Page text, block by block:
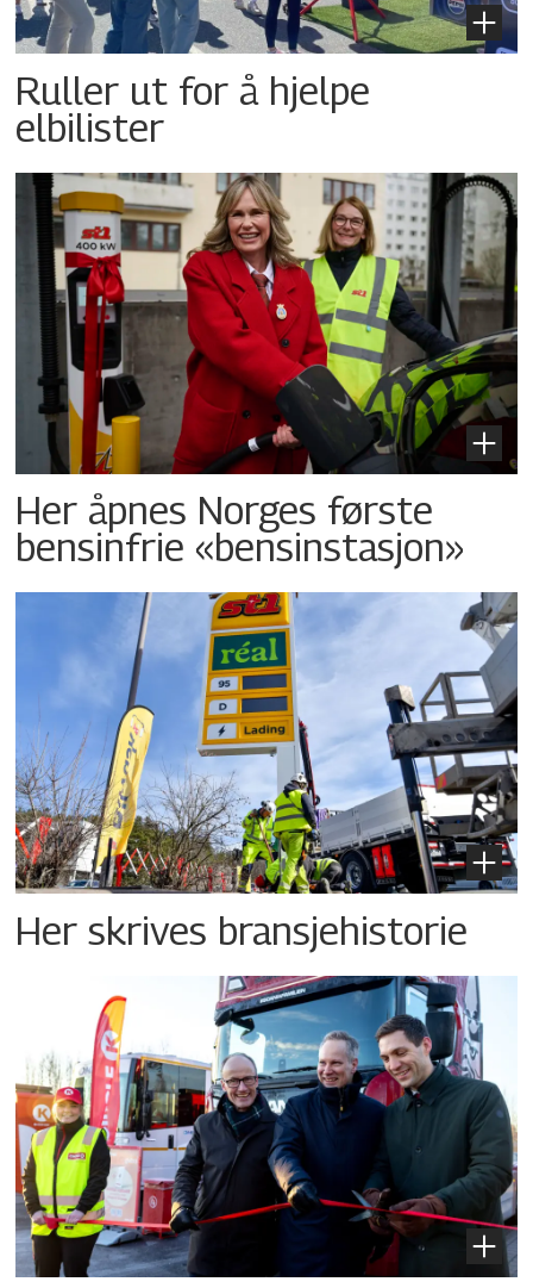
Ruller ut for å hjelpe
elbilister
Her åpnes Norges første
bensinfrie «bensinstasjon»
Her skrives bransjehistorie